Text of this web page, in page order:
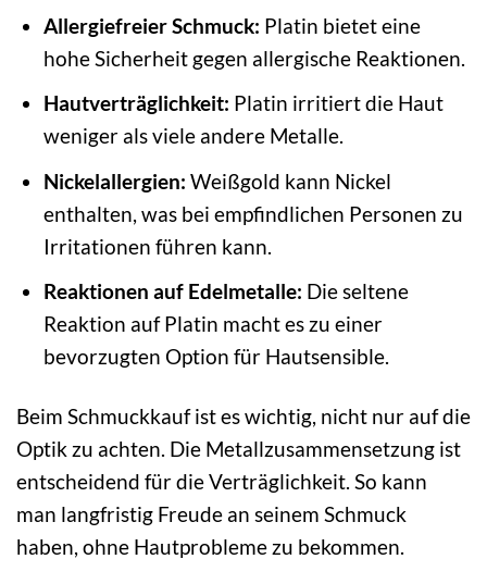
Allergiefreier Schmuck: Platin bietet eine
hohe Sicherheit gegen allergische Reaktionen.
Hautverträglichkeit: Platin irritiert die Haut
weniger als viele andere Metalle.
Nickelallergien: Weißgold kann Nickel
enthalten, was bei empfindlichen Personen zu
Irritationen führen kann.
Reaktionen auf Edelmetalle: Die seltene
Reaktion auf Platin macht es zu einer
bevorzugten Option für Hautsensible.
Beim Schmuckkauf ist es wichtig, nicht nur auf die
Optik zu achten. Die Metallzusammensetzung ist
entscheidend für die Verträglichkeit. So kann
man langfristig Freude an seinem Schmuck
haben, ohne Hautprobleme zu bekommen.